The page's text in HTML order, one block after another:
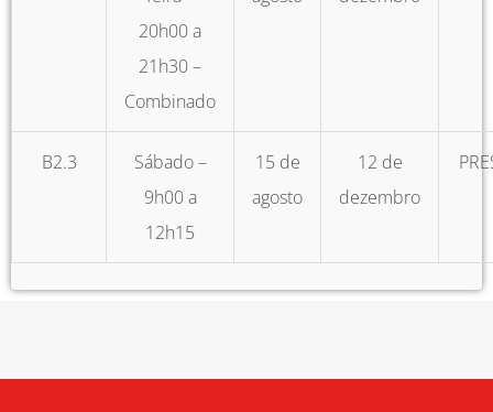
20h00 a
21h30 –
Combinado
B2.3
Sábado –
9h00 a
12h15
15 de
agosto
12 de
dezembro